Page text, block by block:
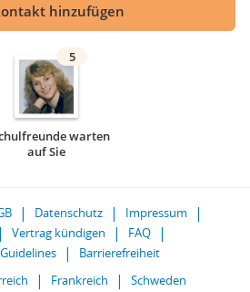
hinzufügen
5
warten
auf Sie
Datenschutz
Impressum
Vertrag kündigen
FAQ
Barrierefreiheit
Frankreich Schweden